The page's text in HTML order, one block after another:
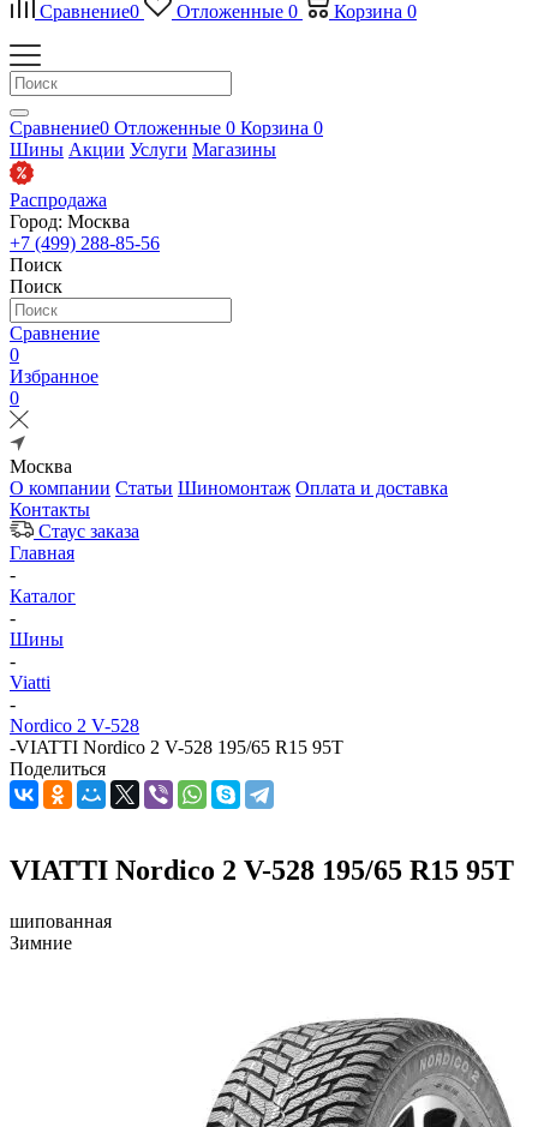
Сравнение0 Отложенные 0 Корзина 0
Сравнение0 Отложенные 0 Корзина 0
Шины Акции Услуги Магазины
Распродажа
Город: Москва
+7 (499) 288-85-56
Поиск
Поиск
Сравнение
0
Избранное
0
Москва
О компании Статьи Шиномонтаж Оплата и доставка
Контакты
Стаус заказа
Главная
-
Каталог
-
Шины
-
Viatti
-
Nordico 2 V-528
-VIATTI Nordico 2 V-528 195/65 R15 95T
Поделиться
VIATTI Nordico 2 V-528 195/65 R15 95T
шипованная
Зимние